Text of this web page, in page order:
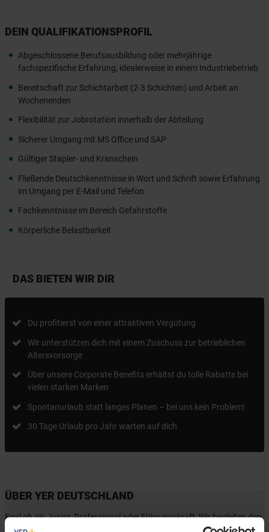
DEIN QUALIFIKATIONSPROFIL
Abgeschlossene Berufsausbildung oder mehrjährige
fachspezifische Erfahrung, idealerweise in einem Industriebetrieb
Bereitschaft zur Schichtarbeit (2-3 Schichten) und Arbeit an
Wochenenden
Flexibilität zur Jobrotation innerhalb der Abteilung
Sicherer Umgang mit MS Office und SAP
Gültiger Stapler- und Kranschein
Fließende Deutschkenntnisse in Wort und Schrift sowie Erfahrung
im Umgang per E-Mail und Telefon
Fachkenntnisse im Bereich Gefahrstoffe
Körperliche Belastbarkeit
DAS BIETEN WIR DIR
Du profitierst von einer attraktiven Vergütung
Wir unterstützen dich mit einem Zuschuss zur betrieblichen
Altersvorsorge
Über unsere Corporate Benefits erhältst du tolle Rabatte bei
vielen starken Marken
Spontanurlaub statt langes Planen – bei uns kein Problem!
30 Tage Urlaub pro Jahr warten auf dich
ÜBER YER DEUTSCHLAND
Egal ob als Junior, Professional oder Führungskraft: Wir begleiten den
gesamten Karriereweg. Bundesweit warten attraktive Jobs,